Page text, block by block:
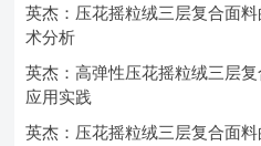
英杰：压花摇粒绒三层复合面
术分析
英杰：高弹性压花摇粒绒三层
应用实践
英杰：压花摇粒绒三层复合面